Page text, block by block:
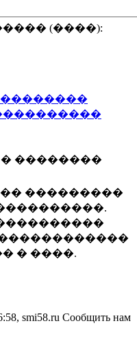
(����):
��������
���������
� ����.
smi58.ru Сообщить нам